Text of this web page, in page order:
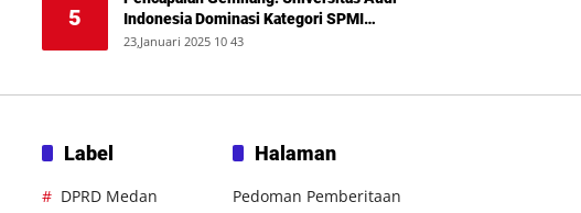
5
Indonesia Dominasi Kategori SPMI
Terbaik 2024
23,Januari 2025 10 43
Label
DPRD Medan
Halaman
Pedoman Pemberitaan